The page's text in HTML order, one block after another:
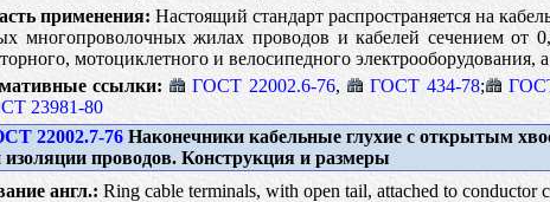
применения: Настоящий стандарт распространяется на
многопроволочных жилах проводов и кабелей сечением от
мотоциклетного и велосипедного
ссылки:
ГОСТ 22002.6-76, ГОСТ 434-78;
23981-80
22002.7-76Наконечники кабельные глухие с открытым
проводов. Конструкция и размеры
англ.: Ring cable terminals, with open tail, attached to conductor